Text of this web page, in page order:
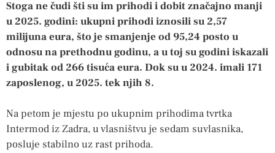
Stoga ne čudi šti su im prihodi i dobit značajno manji
u 2025. godini: ukupni prihodi iznosili su 2,57
milijuna eura, što je smanjenje od 95,24 posto u
odnosu na prethodnu godinu, a u toj su godini iskazali
i gubitak od 266 tisuća eura. Dok su u 2024. imali 171
zaposlenog, u 2025. tek njih 8.
Na petom je mjestu po ukupnim prihodima tvrtka
Intermod iz Zadra, u vlasništvu je sedam suvlasnika,
posluje stabilno uz rast prihoda.